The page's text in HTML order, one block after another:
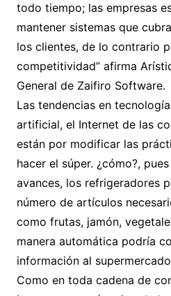
todo tiempo; las empresas
mantener sistemas que
los clientes, de lo contrario
competitividad” afirma
General de Zaifiro Software.
Las tendencias en
artificial, el Internet de las
están por modificar las
hacer el súper. ¿cómo?,
avances, los refrigeradores
número de artículos
como frutas, jamón,
manera automática podría
información al
Como en toda cadena de